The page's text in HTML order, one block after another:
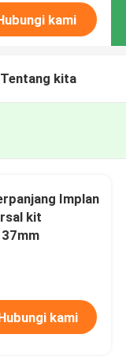
kami
Tentang kita
Implan
kit
kami